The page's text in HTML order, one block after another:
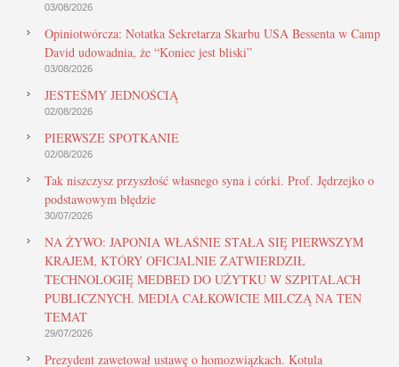
03/08/2026
Opiniotwórcza: Notatka Sekretarza Skarbu USA Bessenta w Camp
David udowadnia, że “Koniec jest bliski”
03/08/2026
JESTEŚMY JEDNOŚCIĄ
02/08/2026
PIERWSZE SPOTKANIE
02/08/2026
Tak niszczysz przyszłość własnego syna i córki. Prof. Jędrzejko o
podstawowym błędzie
30/07/2026
NA ŻYWO: JAPONIA WŁAŚNIE STAŁA SIĘ PIERWSZYM
KRAJEM, KTÓRY OFICJALNIE ZATWIERDZIŁ
TECHNOLOGIĘ MEDBED DO UŻYTKU W SZPITALACH
PUBLICZNYCH. MEDIA CAŁKOWICIE MILCZĄ NA TEN
TEMAT
29/07/2026
Prezydent zawetował ustawę o homozwiązkach. Kotula